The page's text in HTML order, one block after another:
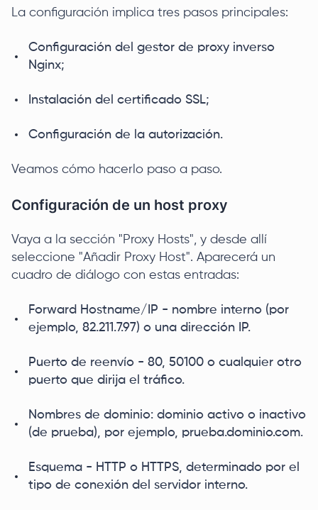
La configuración implica tres pasos principales:
Configuración del gestor de proxy inverso
Nginx;
Instalación del certificado SSL;
Configuración de la autorización.
Veamos cómo hacerlo paso a paso.
Configuración de un host proxy
Vaya a la sección "Proxy Hosts", y desde allí
seleccione "Añadir Proxy Host". Aparecerá un
cuadro de diálogo con estas entradas:
Forward Hostname/IP - nombre interno (por
ejemplo, 82.211.7.97) o una dirección IP.
Puerto de reenvío - 80, 50100 o cualquier otro
puerto que dirija el tráfico.
Nombres de dominio: dominio activo o inactivo
(de prueba), por ejemplo, prueba.dominio.com.
Esquema - HTTP o HTTPS, determinado por el
tipo de conexión del servidor interno.